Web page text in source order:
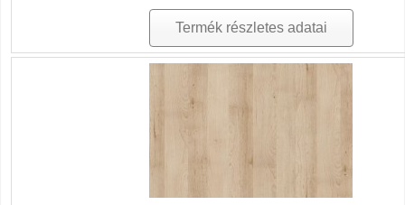
Termék részletes adatai